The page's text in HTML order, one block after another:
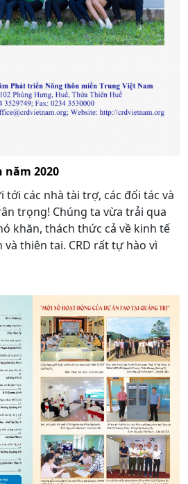
2020
tới các nhà tài trợ, các đối tác và
trọng! Chúng ta vừa trải qua
khăn, thách thức cả về kinh tế
thiên tai. CRD rất tự hào vì